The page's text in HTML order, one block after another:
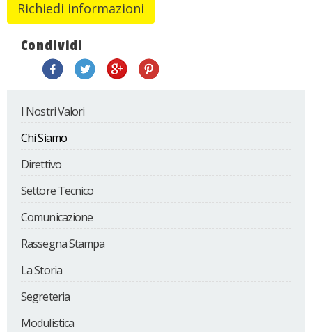
Condividi
I Nostri Valori
Chi Siamo
Direttivo
Settore Tecnico
Comunicazione
Rassegna Stampa
La Storia
Segreteria
Modulistica